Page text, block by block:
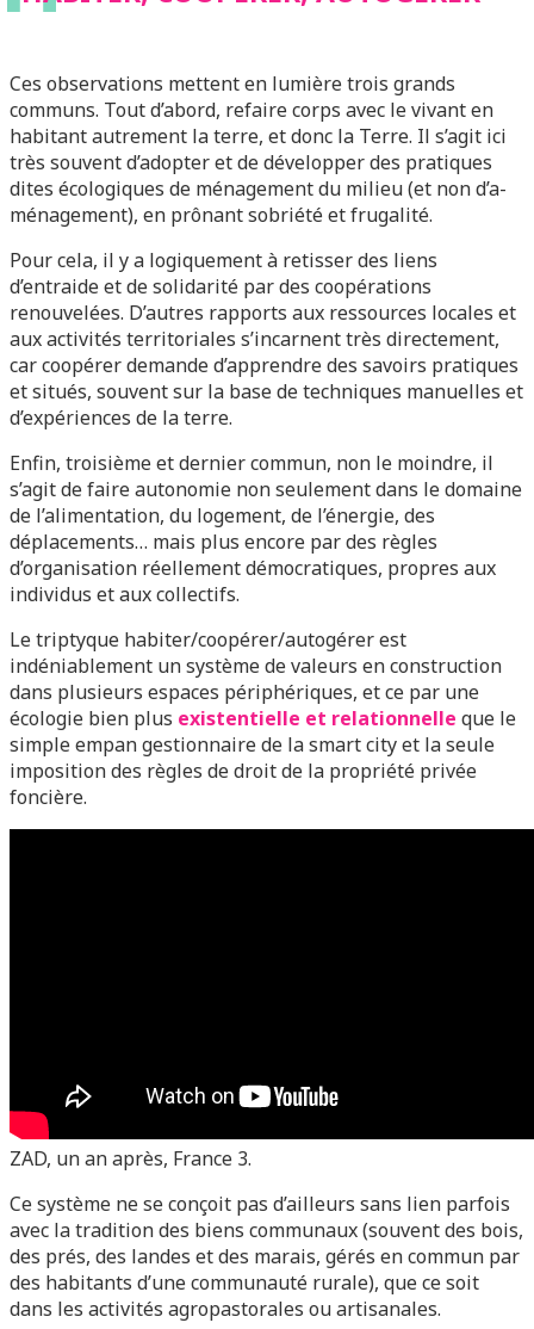
Ces observations mettent en lumière trois grands
communs. Tout d’abord, refaire corps avec le vivant en
habitant autrement la terre, et donc la Terre. Il s’agit ici
très souvent d’adopter et de développer des pratiques
dites écologiques de ménagement du milieu (et non d’a-
ménagement), en prônant sobriété et frugalité.
Pour cela, il y a logiquement à retisser des liens
d’entraide et de solidarité par des coopérations
renouvelées. D’autres rapports aux ressources locales et
aux activités territoriales s’incarnent très directement,
car coopérer demande d’apprendre des savoirs pratiques
et situés, souvent sur la base de techniques manuelles et
d’expériences de la terre.
Enfin, troisième et dernier commun, non le moindre, il
s’agit de faire autonomie non seulement dans le domaine
de l’alimentation, du logement, de l’énergie, des
déplacements… mais plus encore par des règles
d’organisation réellement démocratiques, propres aux
individus et aux collectifs.
Le triptyque habiter/coopérer/autogérer est
indéniablement un système de valeurs en construction
dans plusieurs espaces périphériques, et ce par une
écologie bien plus existentielle et relationnelle que le
simple empan gestionnaire de la smart city et la seule
imposition des règles de droit de la propriété privée
foncière.
ZAD, un an après, France 3.
Ce système ne se conçoit pas d’ailleurs sans lien parfois
avec la tradition des biens communaux (souvent des bois,
des prés, des landes et des marais, gérés en commun par
des habitants d’une communauté rurale), que ce soit
dans les activités agropastorales ou artisanales.